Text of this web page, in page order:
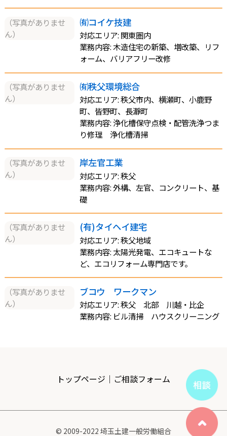
（写真がありませ
ん）
㈲コイケ技建
対応エリア: 関東圏内
業務内容: 木造住宅の新築、増改築、リフ
ォーム、バリアフリー改修
（写真がありませ
ん）
㈲秩父環境総合
対応エリア: 秩父市内、横瀬町、小鹿野
町、皆野町、長瀞町
業務内容: 浄化槽保守点検・配管洗浄つま
り修理 浄化槽清掃
（写真がありませ
ん）
岸左官工業
対応エリア: 秩父
業務内容: 外構、左官、コンクリート、基
礎
（写真がありませ
ん）
(有)タイヘイ建宅
対応エリア: 秩父地域
業務内容: 太陽光発電、エコキュートな
ど、エコリフォーム専門店です。
（写真がありませ
ん）
ブコウ ワークマン
対応エリア: 秩父 北部 川越・比企
業務内容: ビル清掃 ハウスクリーニング
トップページ ｜ ご相談フォーム
© 2009-2022 埼玉土建一般労働組合